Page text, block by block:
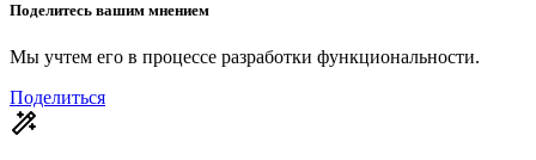
Поделитесь вашим мнением
Мы учтем его в процессе разработки функциональности.
Поделиться